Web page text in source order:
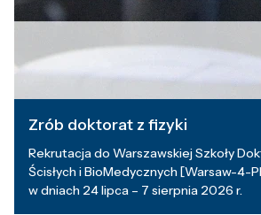
Zrób doktorat z fizyki
Rekrutacja do Warszawskiej Szkoły
Ścisłych i BioMedycznych [Warsaw-4-
w dniach 24 lipca – 7 sierpnia 2026 r.